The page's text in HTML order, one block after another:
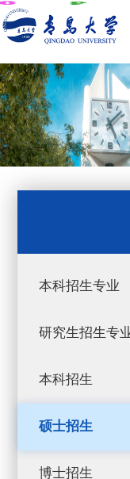
本科招生专业
研究生招生专
本科招生
硕士招生
博士招生